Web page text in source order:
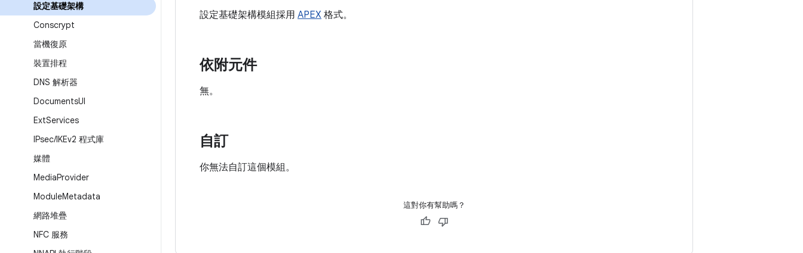
設定基礎架構
Conscrypt
當機復原
裝置排程
DNS 解析器
DocumentsUI
ExtServices
IPsec/IKEv2 程式庫
媒體
MediaProvider
ModuleMetadata
網路堆疊
NFC 服務
設定基礎架構模組採用 APEX 格式。
依附元件
無。
自訂
你無法自訂這個模組。
這對你有幫助嗎？